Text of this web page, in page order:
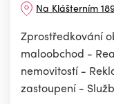
Na Klášterním
Zprostředkování
maloobchod -
nemovitostí -
zastoupení -